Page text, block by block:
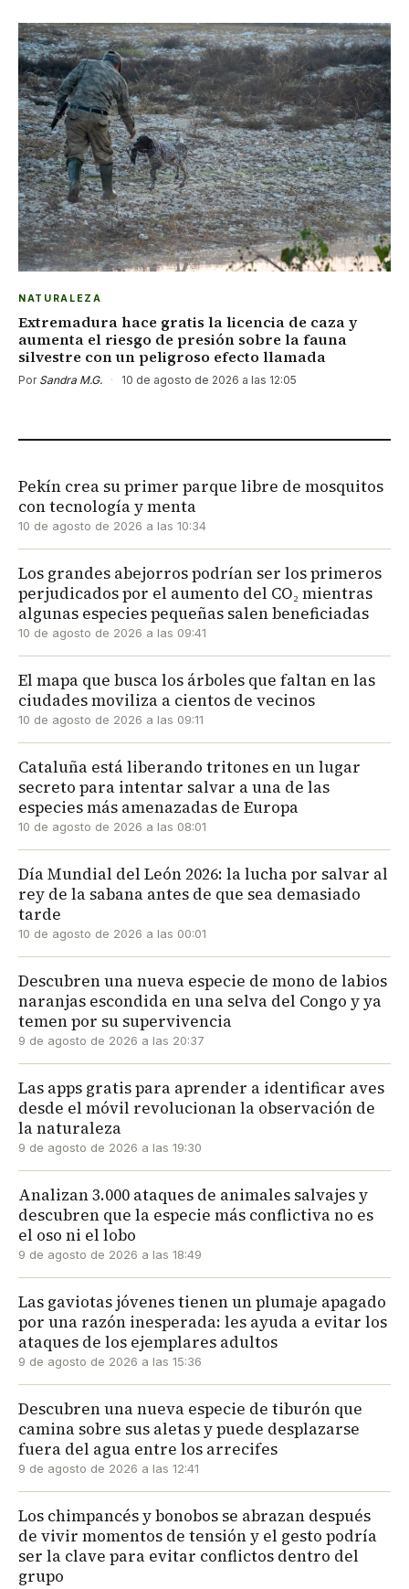
NATURALEZA
Extremadura hace gratis la licencia de caza y
aumenta el riesgo de presión sobre la fauna
silvestre con un peligroso efecto llamada
Por Sandra M.G. · 10 de agosto de 2026 a las 12:05
Pekín crea su primer parque libre de mosquitos
con tecnología y menta
10 de agosto de 2026 a las 10:34
Los grandes abejorros podrían ser los primeros
perjudicados por el aumento del CO₂ mientras
algunas especies pequeñas salen beneficiadas
10 de agosto de 2026 a las 09:41
El mapa que busca los árboles que faltan en las
ciudades moviliza a cientos de vecinos
10 de agosto de 2026 a las 09:11
Cataluña está liberando tritones en un lugar
secreto para intentar salvar a una de las
especies más amenazadas de Europa
10 de agosto de 2026 a las 08:01
Día Mundial del León 2026: la lucha por salvar al
rey de la sabana antes de que sea demasiado
tarde
10 de agosto de 2026 a las 00:01
Descubren una nueva especie de mono de labios
naranjas escondida en una selva del Congo y ya
temen por su supervivencia
9 de agosto de 2026 a las 20:37
Las apps gratis para aprender a identificar aves
desde el móvil revolucionan la observación de
la naturaleza
9 de agosto de 2026 a las 19:30
Analizan 3.000 ataques de animales salvajes y
descubren que la especie más conflictiva no es
el oso ni el lobo
9 de agosto de 2026 a las 18:49
Las gaviotas jóvenes tienen un plumaje apagado
por una razón inesperada: les ayuda a evitar los
ataques de los ejemplares adultos
9 de agosto de 2026 a las 15:36
Descubren una nueva especie de tiburón que
camina sobre sus aletas y puede desplazarse
fuera del agua entre los arrecifes
9 de agosto de 2026 a las 12:41
Los chimpancés y bonobos se abrazan después
de vivir momentos de tensión y el gesto podría
ser la clave para evitar conflictos dentro del
grupo